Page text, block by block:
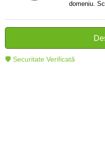
domeniu.
cititorii să
tehnologia
🛡 Securitate Verificată